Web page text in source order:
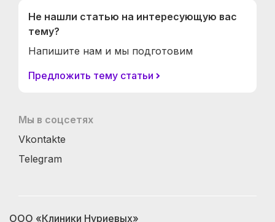
Не нашли статью на интересующую вас
тему?
Напишите нам и мы подготовим
Предложить тему статьи
Мы в соцсетях
Vkontakte
Telegram
ООО «Клиники Нуриевых»